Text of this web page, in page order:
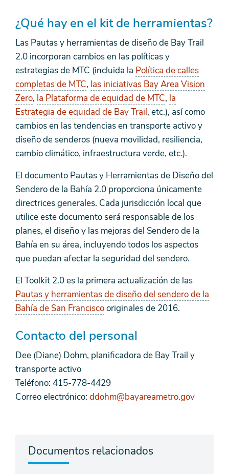
¿Qué hay en el kit de herramientas?
Las Pautas y herramientas de diseño de Bay Trail
2.0 incorporan cambios en las políticas y
estrategias de MTC (incluida la Política de calles
completas de MTC, las iniciativas Bay Area Vision
Zero, la Plataforma de equidad de MTC, la
Estrategia de equidad de Bay Trail, etc.), así como
cambios en las tendencias en transporte activo y
diseño de senderos (nueva movilidad, resiliencia,
cambio climático, infraestructura verde, etc.).
El documento Pautas y Herramientas de Diseño del
Sendero de la Bahía 2.0 proporciona únicamente
directrices generales. Cada jurisdicción local que
utilice este documento será responsable de los
planes, el diseño y las mejoras del Sendero de la
Bahía en su área, incluyendo todos los aspectos
que puedan afectar la seguridad del sendero.
El Toolkit 2.0 es la primera actualización de las
Pautas y herramientas de diseño del sendero de la
Bahía de San Franciscooriginales de 2016.
Contacto del personal
Dee (Diane) Dohm, planificadora de Bay Trail y
transporte activo
Teléfono: 415-778-4429
Correo electrónico: ddohm@bayareametro.gov
Documentos relacionados